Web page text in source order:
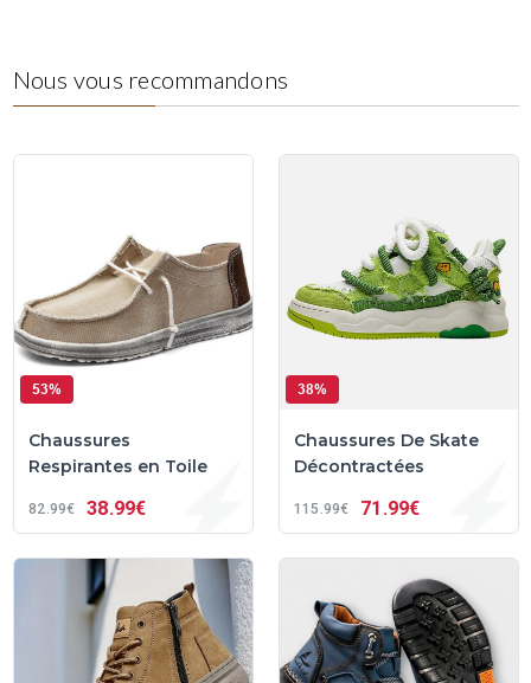
Nous vous recommandons
53%
Chaussures
Respirantes en Toile
82 99€ 38 99€
38%
Chaussures De Skate
Décontractées
115 99€ 71 99€